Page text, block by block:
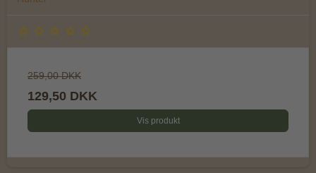
259,00 DKK
129,50 DKK
Vis produkt